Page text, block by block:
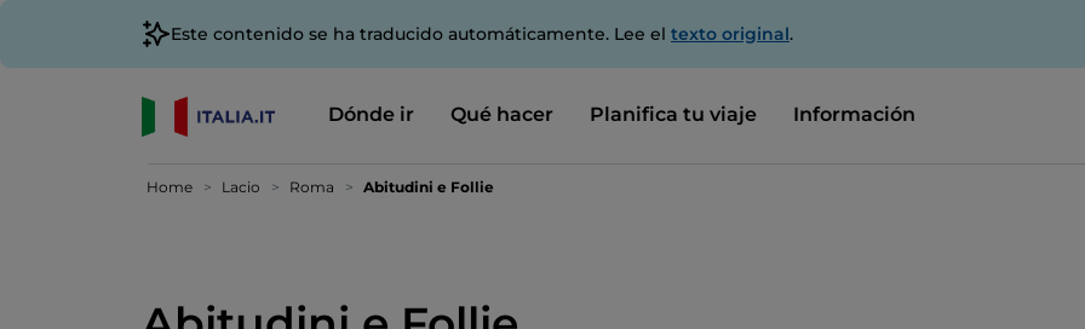
Este contenido se ha traducido automáticamente. Lee el texto original.
Dónde ir Qué hacer Planifica tu viaje Información
Home Lacio Roma Abitudini e Follie